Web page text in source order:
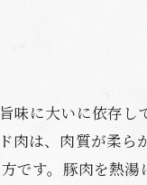
味に大いに依存
肉は、肉質が柔
です。豚肉を熱